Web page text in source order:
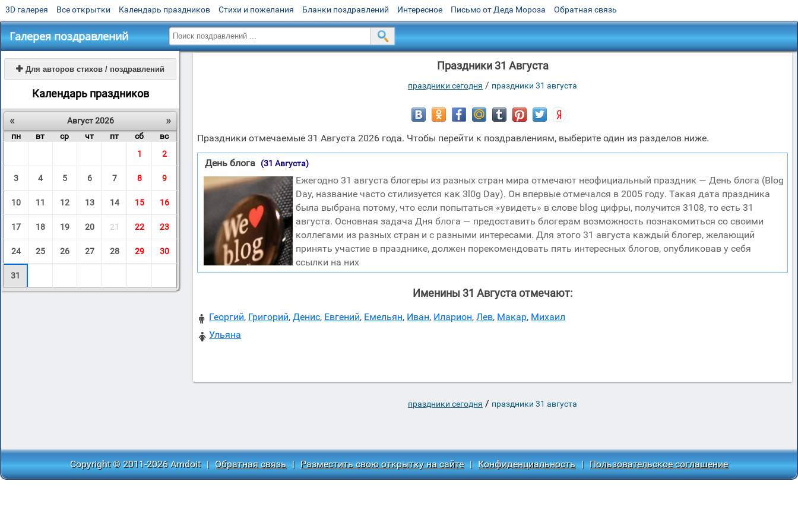
3D галерея Все открытки Календарь праздников Стихи и пожелания Бланки поздравлений Интересное Письмо от Деда Мороза Обратная связь
Галерея поздравлений
 Для авторов стихов / поздравлений
Календарь праздников
« »
Август 2026
пн
вт ср чт пт сб
вс
1
2
3 4 5 6 7 8 9
10 11 12 13 14 15 16
17 18 19 20 21 22 23
24 25 26 27 28 29 30
31
Праздники 31 Августа
праздники сегодня / праздники 31 августа
Праздники отмечаемые 31 Августа 2026 года. Чтобы перейти к поздравлениям, выберите один из разделов ниже.
День блога (31 Августа)
Ежегодно 31 августа блогеры из разных стран мира отмечают неофициальный праздник — День блога (Blog
Day, название часто стилизуется как 3l0g Day). Он впервые отмечался в 2005 году. Такая дата праздника
была выбрана потому, что если попытаться «увидеть» в слове blog цифры, получится 3108, то есть 31
августа. Основная задача Дня блога — предоставить блогерам возможность познакомиться со своими
коллегами из разных стран и с разными интересами. Для этого 31 августа каждый блогер, желающий
принять участие в празднике, должен порекомендовать пять интересных блогов, опубликовав у себя
ссылки на них
Именины 31 Августа отмечают:
 Георгий, Григорий,Денис, Евгений, Емельян, Иван, Иларион,Лев, Макар, Михаил
 Ульяна
праздники сегодня / праздники 31 августа
Copyright © 2011-2026 Amdoit | Обратная связь | Разместить свою открытку на сайте | Конфиденциальность | Пользовательское соглашение